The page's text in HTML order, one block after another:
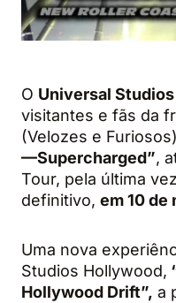
O Universal
visitantes e fãs da
(Velozes e
—Supercharged”,
Tour, pela última
definitivo, em 10 de
Uma nova
Studios Hollywood,
Hollywood Drift”, a